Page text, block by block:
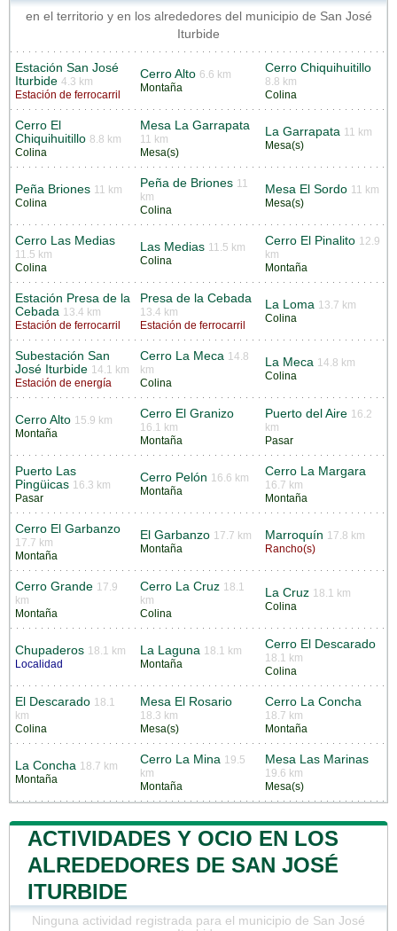
en el territorio y en los alrededores del municipio de San José
Iturbide
Estación San José
Iturbide 4.3 km
Estación de ferrocarril
Cerro Alto 6.6 km
Montaña
Cerro Chiquihuitillo
8.8 km
Colina
Cerro El
Chiquihuitillo 8.8 km
Colina
Mesa La Garrapata
11 km
Mesa(s)
La Garrapata 11 km
Mesa(s)
Peña Briones 11 km
Colina
Peña de Briones 11
km
Colina
Mesa El Sordo 11 km
Mesa(s)
Cerro Las Medias
11.5 km
Colina
Las Medias 11.5 km
Colina
Cerro El Pinalito 12.9
km
Montaña
Estación Presa de la
Cebada 13.4 km
Estación de ferrocarril
Presa de la Cebada
13.4 km
Estación de ferrocarril
La Loma 13.7 km
Colina
Subestación San
José Iturbide 14.1 km
Estación de energía
Cerro La Meca 14.8
km
Colina
La Meca 14.8 km
Colina
Cerro Alto 15.9 km
Montaña
Cerro El Granizo
16.1 km
Montaña
Puerto del Aire 16.2
km
Pasar
Puerto Las
Pingüicas 16.3 km
Pasar
Cerro Pelón 16.6 km
Montaña
Cerro La Margara
16.7 km
Montaña
Cerro El Garbanzo
17.7 km
Montaña
El Garbanzo 17.7 km
Montaña
Marroquín 17.8 km
Rancho(s)
Cerro Grande 17.9
km
Montaña
Cerro La Cruz 18.1
km
Colina
La Cruz 18.1 km
Colina
Chupaderos 18.1 km
Localidad
La Laguna 18.1 km
Montaña
Cerro El Descarado
18.1 km
Colina
El Descarado 18.1
km
Colina
Mesa El Rosario
18.3 km
Mesa(s)
Cerro La Concha
18.7 km
Montaña
La Concha 18.7 km
Montaña
Cerro La Mina 19.5
km
Montaña
Mesa Las Marinas
19.6 km
Mesa(s)
ACTIVIDADES Y OCIO EN LOS
ALREDEDORES DE SAN JOSÉ
ITURBIDE
Ninguna actividad registrada para el municipio de San José